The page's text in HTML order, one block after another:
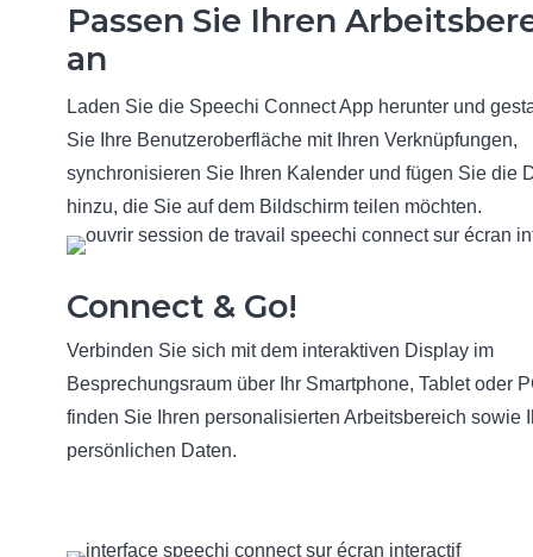
Passen Sie Ihren
an
Laden Sie die Speechi Connect App herunter und
Sie Ihre Benutzeroberfläche mit Ihren Verknüpfungen,
synchronisieren Sie Ihren Kalender und fügen Sie die
hinzu, die Sie auf dem Bildschirm teilen möchten.
Connect & Go!
Verbinden Sie sich mit dem interaktiven Display im
Besprechungsraum über Ihr Smartphone, Tablet oder
finden Sie Ihren personalisierten Arbeitsbereich sowie
persönlichen Daten.